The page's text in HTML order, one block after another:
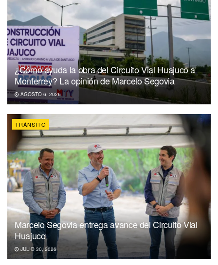
¿Cómo ayuda la obra del Circuito Vial Huajuco a
Monterrey? La opinión de Marcelo Segovia
AGOSTO 6, 2026
TRÁNSITO
Marcelo Segovia entrega avance del Circuito Vial
Huajuco
JULIO 30, 2026